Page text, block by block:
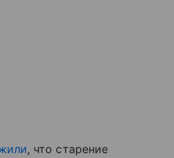
, что старение